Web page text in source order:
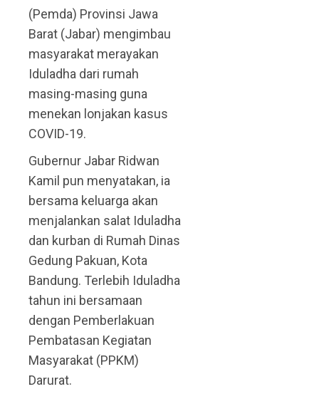
(Pemda) Provinsi Jawa
Barat (Jabar) mengimbau
masyarakat merayakan
Iduladha dari rumah
masing-masing guna
menekan lonjakan kasus
COVID-19.
Gubernur Jabar Ridwan
Kamil pun menyatakan, ia
bersama keluarga akan
menjalankan salat Iduladha
dan kurban di Rumah Dinas
Gedung Pakuan, Kota
Bandung. Terlebih Iduladha
tahun ini bersamaan
dengan Pemberlakuan
Pembatasan Kegiatan
Masyarakat (PPKM)
Darurat.